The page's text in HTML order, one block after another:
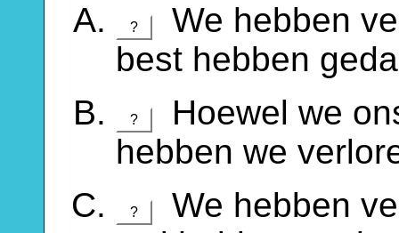
?
We hebben
best hebben
?
Hoewel we
hebben we
?
We hebben